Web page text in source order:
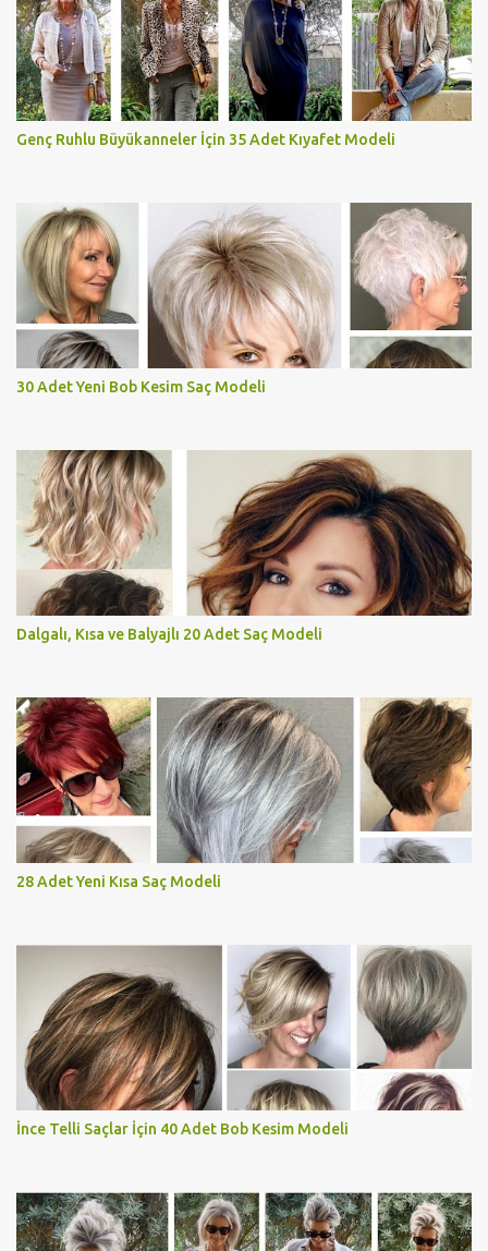
Genç Ruhlu Büyükanneler İçin 35 Adet Kıyafet Modeli
30 Adet Yeni Bob Kesim Saç Modeli
Dalgalı, Kısa ve Balyajlı 20 Adet Saç Modeli
28 Adet Yeni Kısa Saç Modeli
İnce Telli Saçlar İçin 40 Adet Bob Kesim Modeli